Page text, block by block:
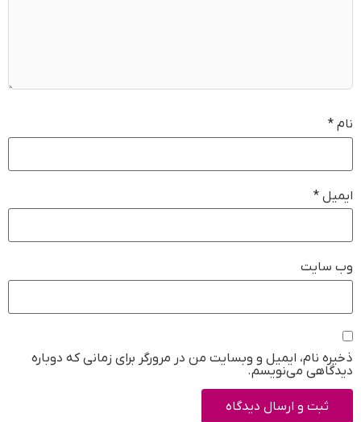
نام *
ایمیل *
وب‌ سایت
ذخیره نام، ایمیل و وبسایت من در مرورگر برای زمانی که دوباره
دیدگاهی می‌نویسم.